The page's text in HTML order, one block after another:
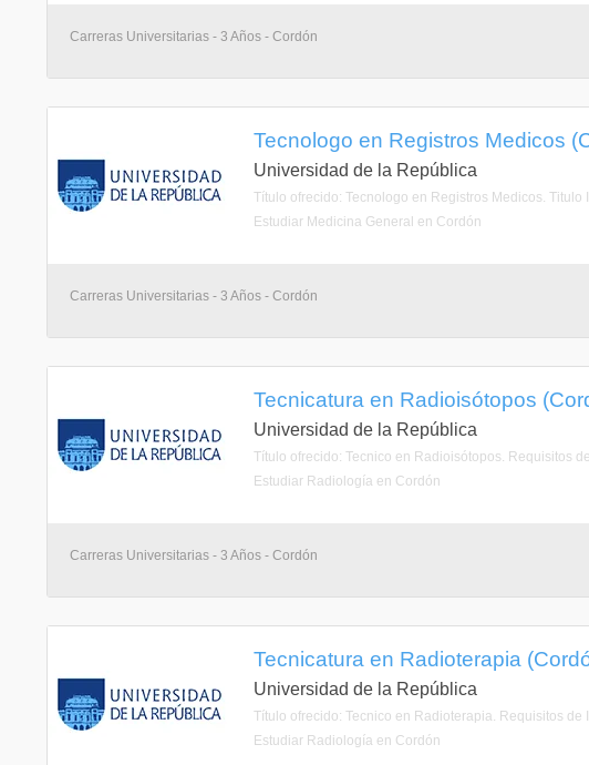
Carreras Universitarias - 3 Años - Cordón
Tecnologo en Registros Medicos
Universidad de la República
Título ofrecido: Tecnologo en Registros Medicos. Titulo
Estudiar Medicina General en Cordón
Carreras Universitarias - 3 Años - Cordón
Tecnicatura en Radioisótopos
Universidad de la República
Título ofrecido: Tecnico en Radioisótopos. Requisitos
Estudiar Radiología en Cordón
Carreras Universitarias - 3 Años - Cordón
Tecnicatura en Radioterapia
Universidad de la República
Título ofrecido: Tecnico en Radioterapia. Requisitos
Estudiar Radiología en Cordón